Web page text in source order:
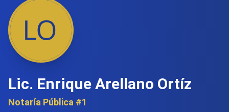
Lic. Enrique Arellano Ortíz
Notaría Pública #1